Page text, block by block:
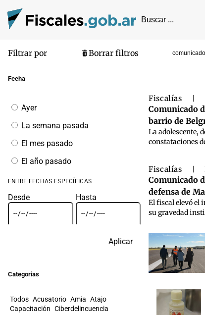
Filtrar por Borrar filtros comunicado
Fecha
Filtrar
por
fecha
Ayer
La semana pasada
El mes pasado
El año pasado
ENTRE FECHAS ESPECÍFICAS
Desde Hasta
Aplicar
Categorias
Todos Acusatorio Amia Atajo
Capacitación Ciberdelincuencia
Fiscalías
Comunicado
barrio de
La adolescente,
constataciones
Fiscalías
Comunicado
defensa de
El fiscal elevó el
su gravedad